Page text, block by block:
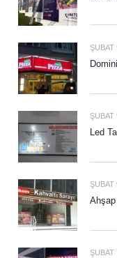
ŞUBAT
ŞUBAT
Led
ŞUBAT
ŞUBAT